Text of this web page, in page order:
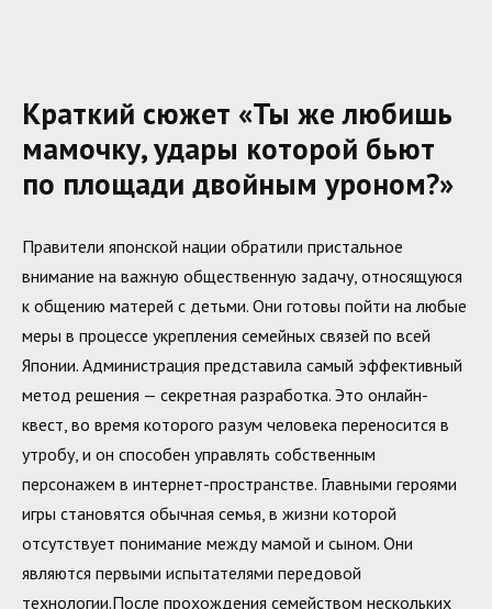
Краткий сюжет «Ты же любишь
мамочку, удары которой бьют
по площади двойным уроном?»
Правители японской нации обратили пристальное
внимание на важную общественную задачу, относящуюся
к общению матерей с детьми. Они готовы пойти на любые
меры в процессе укрепления семейных связей по всей
Японии. Администрация представила самый эффективный
метод решения — секретная разработка. Это онлайн-
квест, во время которого разум человека переносится в
утробу, и он способен управлять собственным
персонажем в интернет-пространстве. Главными героями
игры становятся обычная семья, в жизни которой
отсутствует понимание между мамой и сыном. Они
являются первыми испытателями передовой
технологии.После прохождения семейством нескольких